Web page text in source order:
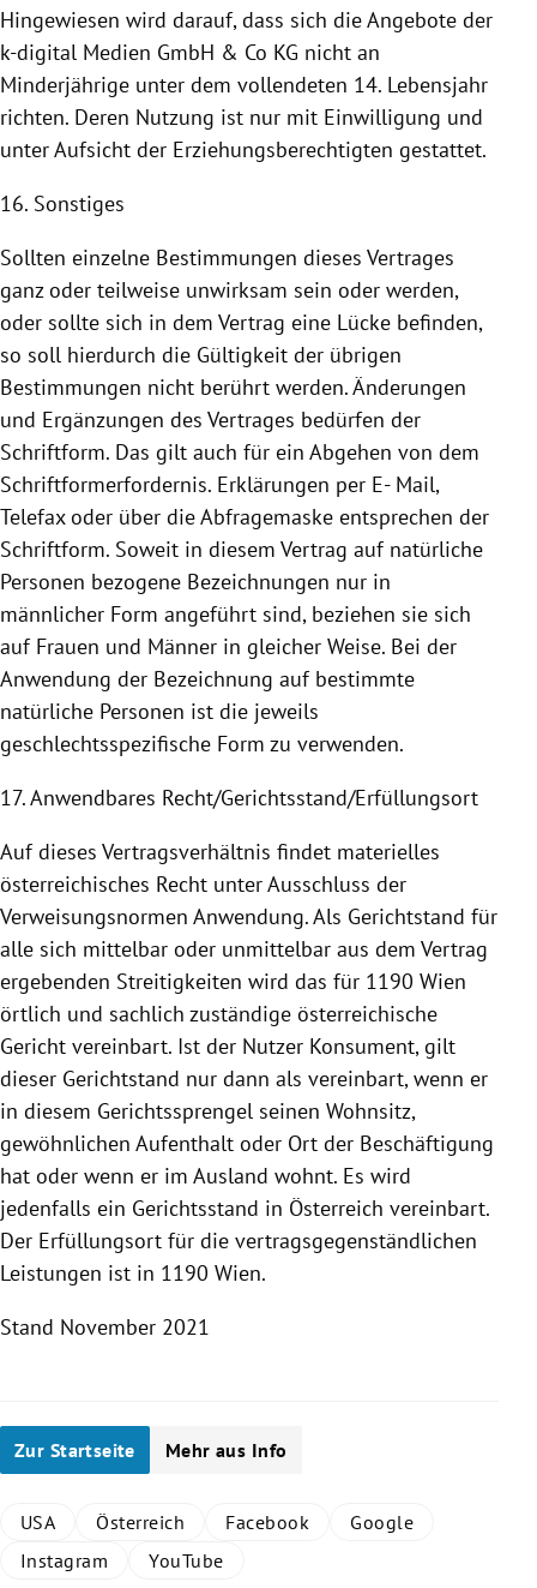
Hingewiesen wird darauf, dass sich die Angebote der
k-digital Medien GmbH & Co KG nicht an
Minderjährige unter dem vollendeten 14. Lebensjahr
richten. Deren Nutzung ist nur mit Einwilligung und
unter Aufsicht der Erziehungsberechtigten gestattet.
16. Sonstiges
Sollten einzelne Bestimmungen dieses Vertrages
ganz oder teilweise unwirksam sein oder werden,
oder sollte sich in dem Vertrag eine Lücke befinden,
so soll hierdurch die Gültigkeit der übrigen
Bestimmungen nicht berührt werden. Änderungen
und Ergänzungen des Vertrages bedürfen der
Schriftform. Das gilt auch für ein Abgehen von dem
Schriftformerfordernis. Erklärungen per E- Mail,
Telefax oder über die Abfragemaske entsprechen der
Schriftform. Soweit in diesem Vertrag auf natürliche
Personen bezogene Bezeichnungen nur in
männlicher Form angeführt sind, beziehen sie sich
auf Frauen und Männer in gleicher Weise. Bei der
Anwendung der Bezeichnung auf bestimmte
natürliche Personen ist die jeweils
geschlechtsspezifische Form zu verwenden.
17. Anwendbares Recht/Gerichtsstand/Erfüllungsort
Auf dieses Vertragsverhältnis findet materielles
österreichisches Recht unter Ausschluss der
Verweisungsnormen Anwendung. Als Gerichtstand für
alle sich mittelbar oder unmittelbar aus dem Vertrag
ergebenden Streitigkeiten wird das für 1190 Wien
örtlich und sachlich zuständige österreichische
Gericht vereinbart. Ist der Nutzer Konsument, gilt
dieser Gerichtstand nur dann als vereinbart, wenn er
in diesem Gerichtssprengel seinen Wohnsitz,
gewöhnlichen Aufenthalt oder Ort der Beschäftigung
hat oder wenn er im Ausland wohnt. Es wird
jedenfalls ein Gerichtsstand in Österreich vereinbart.
Der Erfüllungsort für die vertragsgegenständlichen
Leistungen ist in 1190 Wien.
Stand November 2021
Zur Startseite Mehr aus Info
USA Österreich Facebook
Google
Instagram
YouTube